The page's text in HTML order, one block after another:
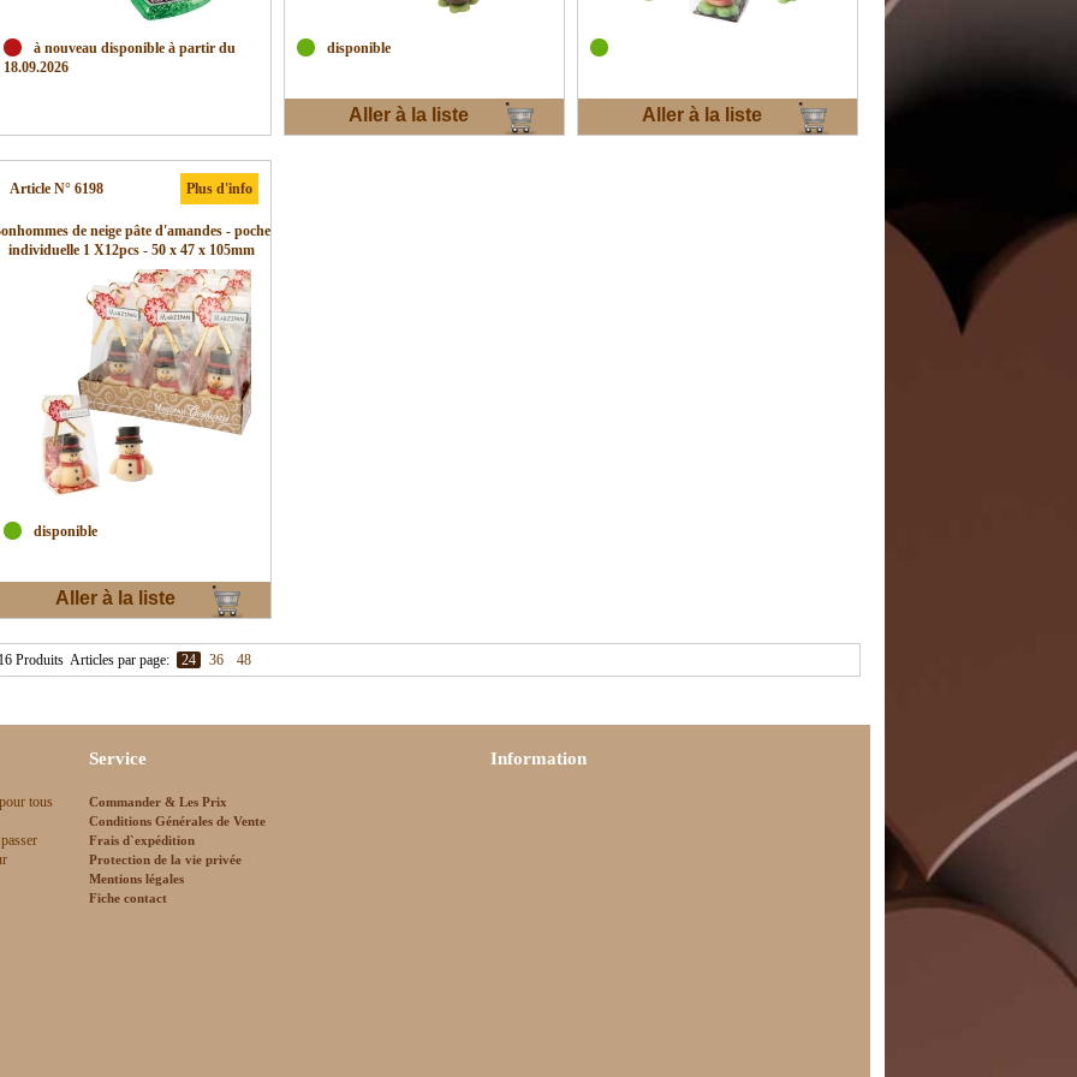
à nouveau disponible à partir du
18.09.2026
disponible
Aller à la liste
Aller à la liste
Article N° 6198 Plus d'info
de neige pâte d'amandes - poche
individuelle 1 X12pcs - 50 x 47 x 105mm
disponible
Aller à la liste
Produits Articles par page: 24 36 48
tous
Service
Commander & Les Prix
Conditions Générales de Vente
Frais d`expédition
Protection de la vie privée
Mentions légales
Fiche contact
Information